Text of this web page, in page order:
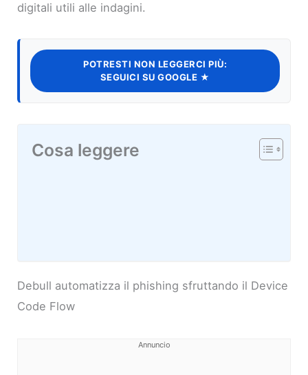
digitali utili alle indagini.
POTRESTI NON LEGGERCI PIÙ:
SEGUICI SU GOOGLE ★
Cosa leggere
Debull automatizza il phishing sfruttando il Device
Code Flow
Annuncio